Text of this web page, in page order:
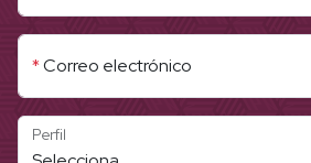
*Correo electrónico